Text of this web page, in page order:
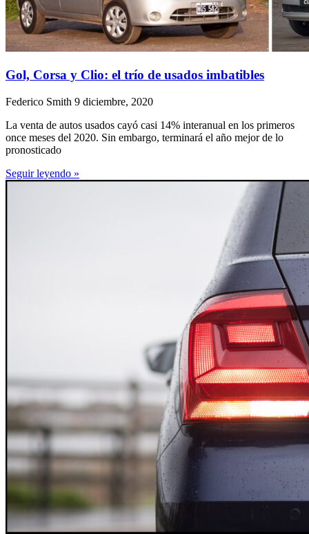
Gol, Corsa y Clio: el trío de usados imbatibles
Federico Smith 9 diciembre, 2020
La venta de autos usados cayó casi 14% interanual en los primeros
once meses del 2020. Sin embargo, terminará el año mejor de lo
pronosticado
Seguir leyendo »